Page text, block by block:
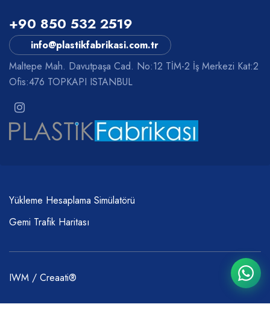
+90 850 532 2519
info@plastikfabrikasi.com.tr
Maltepe Mah. Davutpaşa Cad. No:12 TİM-2 İş Merkezi Kat:2
Ofis:476 TOPKAPI ISTANBUL
Yükleme Hesaplama Simülatörü
Gemi Trafik Haritası
IWM / Creaati®